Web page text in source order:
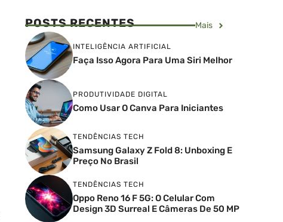
POSTS RECENTES Mais
INTELIGÊNCIA ARTIFICIAL
Faça Isso Agora Para Uma Siri Melhor
PRODUTIVIDADE DIGITAL
Como Usar O Canva Para Iniciantes
TENDÊNCIAS TECH
Samsung Galaxy Z Fold 8: Unboxing E
Preço No Brasil
TENDÊNCIAS TECH
Oppo Reno 16 F 5G: O Celular Com
Design 3D Surreal E Câmeras De 50 MP